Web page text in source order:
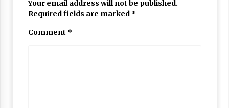
Your email address will not be published.
Required fields are marked *
Comment *